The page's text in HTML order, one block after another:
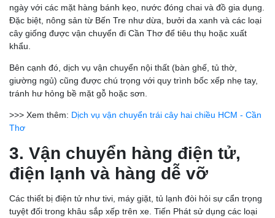
ngày với các mặt hàng bánh kẹo, nước đóng chai và đồ gia dụng.
Đặc biệt, nông sản từ Bến Tre như dừa, bưởi da xanh và các loại
cây giống được vận chuyển đi Cần Thơ để tiêu thụ hoặc xuất
khẩu.
Bên cạnh đó, dịch vụ vận chuyển nội thất (bàn ghế, tủ thờ,
giường ngủ) cũng được chú trọng với quy trình bốc xếp nhẹ tay,
tránh hư hỏng bề mặt gỗ hoặc sơn.
>>> Xem thêm: Dịch vụ vận chuyển trái cây hai chiều HCM - Cần
Thơ
3. Vận chuyển hàng điện tử,
điện lạnh và hàng dễ vỡ
Các thiết bị điện tử như tivi, máy giặt, tủ lạnh đòi hỏi sự cẩn trọng
tuyệt đối trong khâu sắp xếp trên xe. Tiến Phát sử dụng các loại